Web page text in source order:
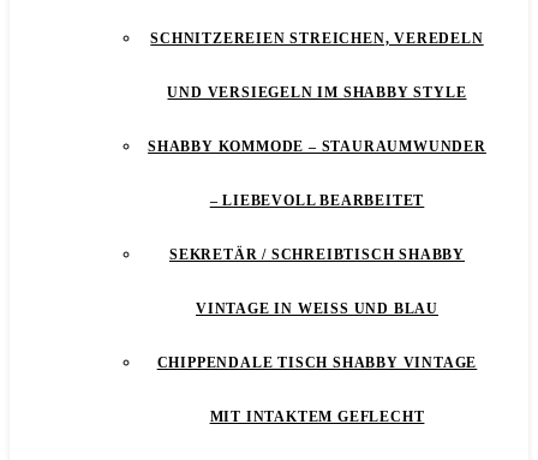
SCHNITZEREIEN STREICHEN, VEREDELN
UND VERSIEGELN IM SHABBY STYLE
SHABBY KOMMODE – STAURAUMWUNDER
– LIEBEVOLL BEARBEITET
SEKRETÄR / SCHREIBTISCH SHABBY
VINTAGE IN WEISS UND BLAU
CHIPPENDALE TISCH SHABBY VINTAGE
MIT INTAKTEM GEFLECHT